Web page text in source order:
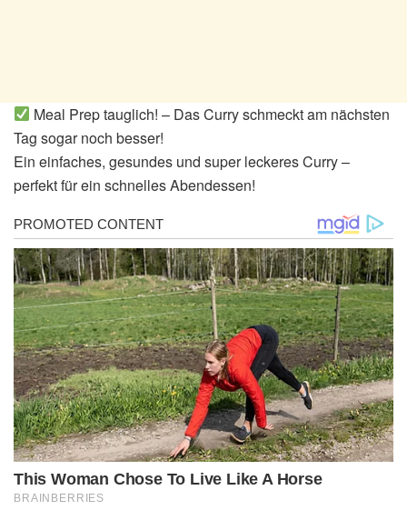
Meal Prep tauglich! – Das Curry schmeckt am nächsten
Tag sogar noch besser!
Ein einfaches, gesundes und super leckeres Curry –
perfekt für ein schnelles Abendessen!